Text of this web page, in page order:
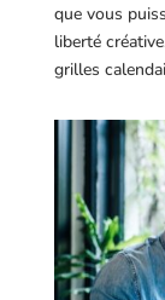
que vous
liberté
grilles